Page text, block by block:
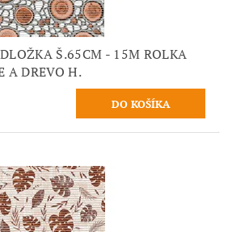
Š.65CM - 15M ROLKA
A DREVO H.